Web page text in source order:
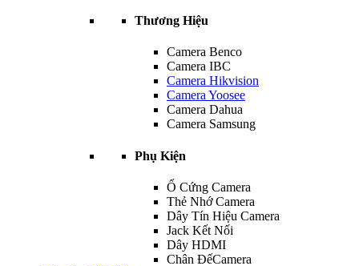
Thương Hiệu
Camera Benco
Camera IBC
Camera Hikvision
Camera Yoosee
Camera Dahua
Camera Samsung
Phụ Kiện
Ổ Cứng Camera
Thẻ Nhớ Camera
Dây Tín Hiệu Camera
Jack Kết Nối
Dây HDMI
Chân ĐếCamera